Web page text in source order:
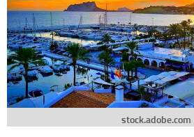
stock.adobe.com